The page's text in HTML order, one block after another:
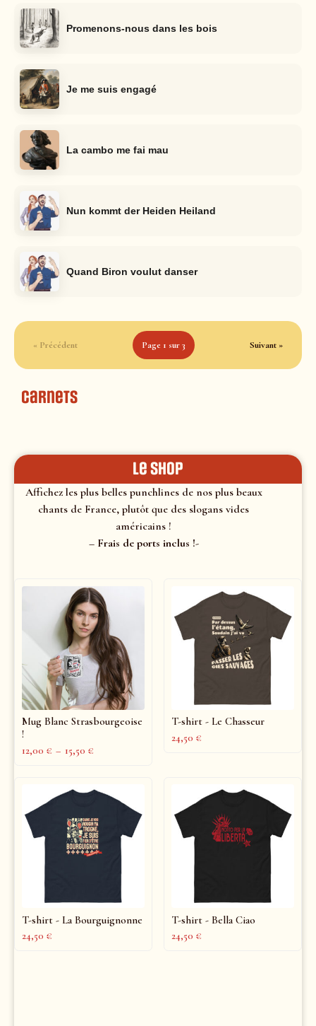
Promenons-nous dans les bois
Je me suis engagé
La cambo me fai mau
Nun kommt der Heiden Heiland
Quand Biron voulut danser
« Précédent Page 1 sur 3 Suivant »
Carnets
le shop
Affichez les plus belles punchlines de nos plus beaux
chants de France, plutôt que des slogans vides
américains !
– Frais de ports inclus !-
Mug Blanc Strasbourgeoise
!
12,00 € – 15,50 €
T-shirt - Le Chasseur
24,50 €
T-shirt - La Bourguignonne
24,50 €
T-shirt - Bella Ciao
24,50 €